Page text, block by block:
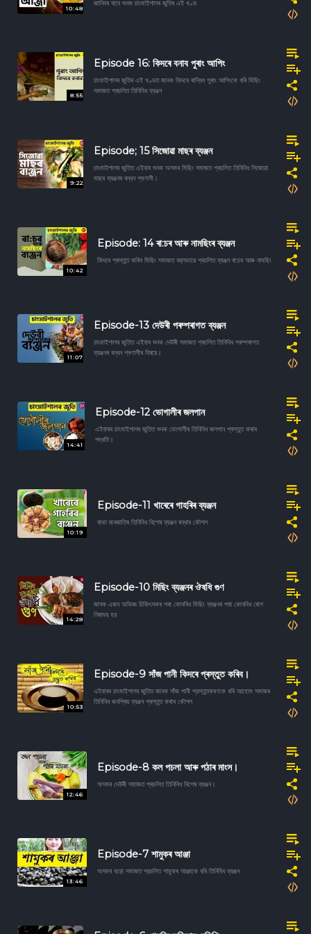
10:48
জানিবৰ বাবে শুনক চাংমাইশালৰ জুতিৰ এই খণ্ড
8:55
Episode 16: কিদৰে বনাব পুৰাং আপিং
চাংমাইশালৰ জুতিৰ এই খণ্ডত জানক কিদৰে ৰান্ধিব পুৰাং আপিংকে ধৰি মিছিং
সমাজত প্ৰচলিত তিনিবিধ ব্যঞ্জন
9:22
Episode; 15 সিজোৱা মাছৰ ব্যঞ্জন
চাংমাইশালৰ জুতিত এইবাৰ শুনক অসমৰ মিছিং সমাজত প্ৰচলিত তিনিবিধ সিজোৱা
মাছৰ ব্যঞ্জনৰ ৰন্ধন প্ৰণালী।
10:42
Episode: 14 ৰা:চৰ আৰু নামছিংৰ ব্যঞ্জন
কিদৰে প্ৰস্তুত কৰিব মিছিং সমাজত বহুলভাৱে প্ৰচলিত ব্যঞ্জন ৰা:চৰ আৰু নামছিং
11:07
Episode-13 দেউৰী পৰম্পৰাগত ব্যঞ্জন
চাংমাইশালৰ জুতিত এইবাৰ শুনক দেউৰী সমাজত প্ৰচলিত তিনিবিধ পৰম্পৰাগত
ব্যঞ্জনৰ ৰন্ধন প্ৰণালীৰ বিষয়ে।
14:41
Episode-12 ভোগালীৰ জলপান
এইবাৰৰ চাংমাইশালৰ জুতিত শুনক ভোগালীৰ তিনিবিধ জলপান প্ৰস্তুত কৰাৰ
পদ্ধতি।
10:19
Episode-11 খাৰেৰে গাহৰিৰ ব্যঞ্জন
ৰাভা জনজাতিৰ তিনিবিধ বিশেষ ব্যঞ্জন ৰন্ধাৰ কৌশল
14:28
Episode-10 মিছিং ব্যঞ্জনৰ ঔষধি গুণ
জানক এজন অভিজ্ঞ চিকিৎসকৰ পৰা কোনবিধ মিছিং ব্যঞ্জনৰ পৰা কোনবিধ ৰোগ
নিৰাময় হয়
10:53
Episode-9 সাঁজ পানী কিদৰে প্ৰস্তুত কৰিব।
এইবাৰৰ চাংমাইশালৰ জুতিত জানক সাঁজ পানী প্রস্তুতকৰণকে ধৰি আহোম সমাজৰ
তিনিবিধ জনপ্ৰিয় ব্যঞ্জন প্ৰস্তুত কৰাৰ কৌশল
12:46
Episode-8 কল পচলা আৰু পঠাৰ মাংস।
অসমৰ দেউৰী সমাজত প্ৰচলিত তিনিবিধ বিশেষ ব্যঞ্জন।
13:46
Episode-7 শামুকৰ আঞ্জা
অসমৰ বড়ো সমাজত প্রচলিত শামুকৰ আঞ্জাকে ধৰি তিনিবিধ ব্যঞ্জন